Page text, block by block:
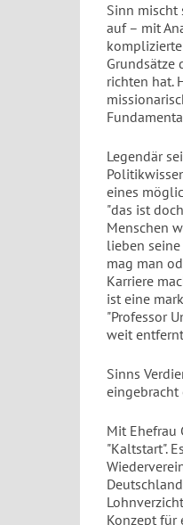
Sinn mischt
auf – mit
Grundsätze
richten hat.
Legendär
eines
"das ist
Menschen
lieben
mag man
Karriere
ist eine
"Professor
weit
Sinns
eingebracht
Mit Ehefrau
"Kaltstart".
Konzept für